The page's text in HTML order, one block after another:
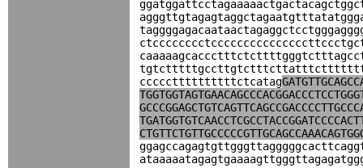
cccccttttttttttctcatag